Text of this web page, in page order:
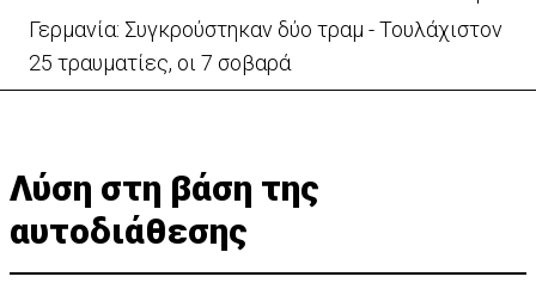
Γερμανία: Συγκρούστηκαν δύο τραμ - Τουλάχιστον
25 τραυματίες, οι 7 σοβαρά
Λύση στη βάση της
αυτοδιάθεσης